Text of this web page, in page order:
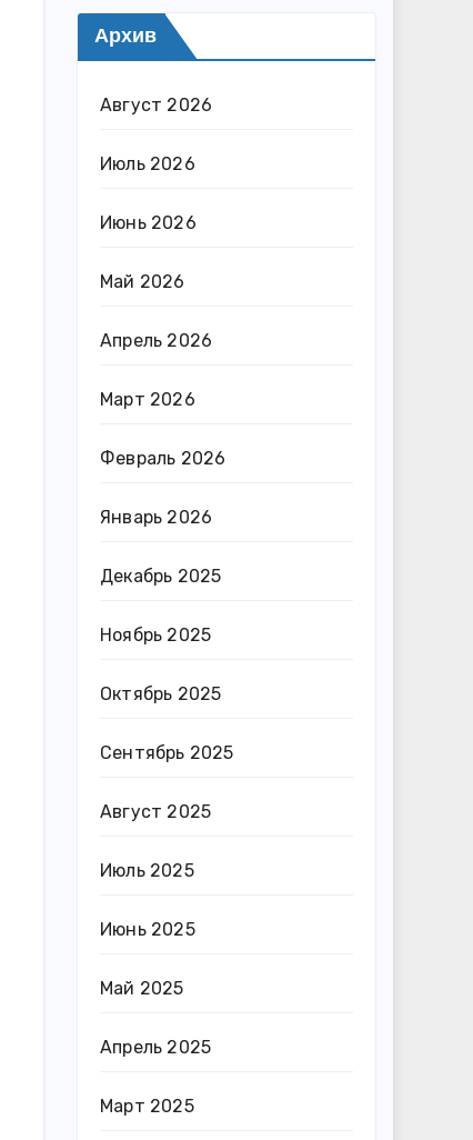
Архив
Август 2026
Июль 2026
Июнь 2026
Май 2026
Апрель 2026
Март 2026
Февраль 2026
Январь 2026
Декабрь 2025
Ноябрь 2025
Октябрь 2025
Сентябрь 2025
Август 2025
Июль 2025
Июнь 2025
Май 2025
Апрель 2025
Март 2025